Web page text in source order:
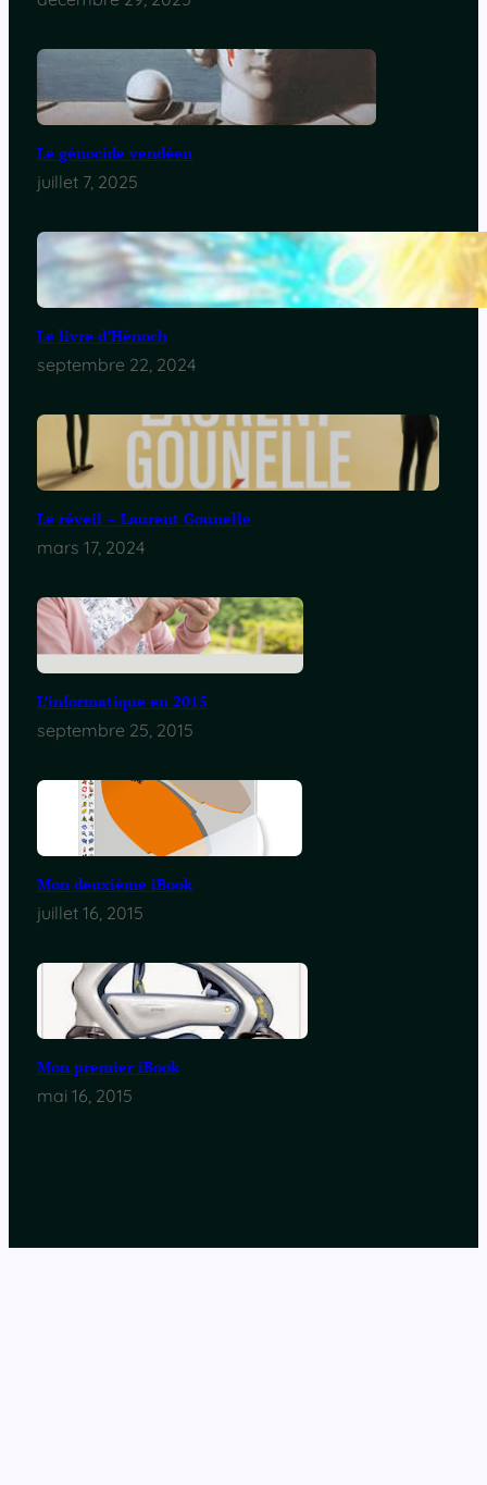
Le génocide vendéen
juillet 7, 2025
Le livre d’Hénoch
septembre 22, 2024
Le réveil – Laurent Gounelle
mars 17, 2024
L’informatique en 2015
septembre 25, 2015
Mon deuxième iBook
juillet 16, 2015
Mon premier iBook
mai 16, 2015